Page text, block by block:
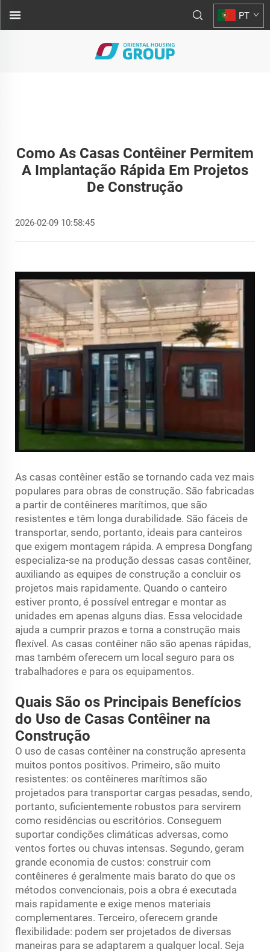
PT
Como As Casas Contêiner Permitem
A Implantação Rápida Em Projetos
De Construção
2026-02-09 10:58:45
As casas contêiner estão se tornando cada vez mais
populares para obras de construção. São fabricadas
a partir de contêineres marítimos, que são
resistentes e têm longa durabilidade. São fáceis de
transportar, sendo, portanto, ideais para canteiros
que exigem montagem rápida. A empresa Dongfang
especializa-se na produção dessas casas contêiner,
auxiliando as equipes de construção a concluir os
projetos mais rapidamente. Quando o canteiro
estiver pronto, é possível entregar e montar as
unidades em apenas alguns dias. Essa velocidade
ajuda a cumprir prazos e torna a construção mais
flexível. As casas contêiner não são apenas rápidas,
mas também oferecem um local seguro para os
trabalhadores e para os equipamentos.
Quais São os Principais Benefícios
do Uso de Casas Contêiner na
Construção
O uso de casas contêiner na construção apresenta
muitos pontos positivos. Primeiro, são muito
resistentes: os contêineres marítimos são
projetados para transportar cargas pesadas, sendo,
portanto, suficientemente robustos para servirem
como residências ou escritórios. Conseguem
suportar condições climáticas adversas, como
ventos fortes ou chuvas intensas. Segundo, geram
grande economia de custos: construir com
contêineres é geralmente mais barato do que os
métodos convencionais, pois a obra é executada
mais rapidamente e exige menos materiais
complementares. Terceiro, oferecem grande
flexibilidade: podem ser projetados de diversas
maneiras para se adaptarem a qualquer local. Seja